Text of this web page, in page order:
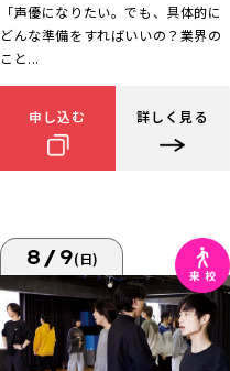
「声優になりたい。でも、具体的に
どんな準備をすればいいの？業界の
こと...
申し込む 詳しく見る
8/9(日)